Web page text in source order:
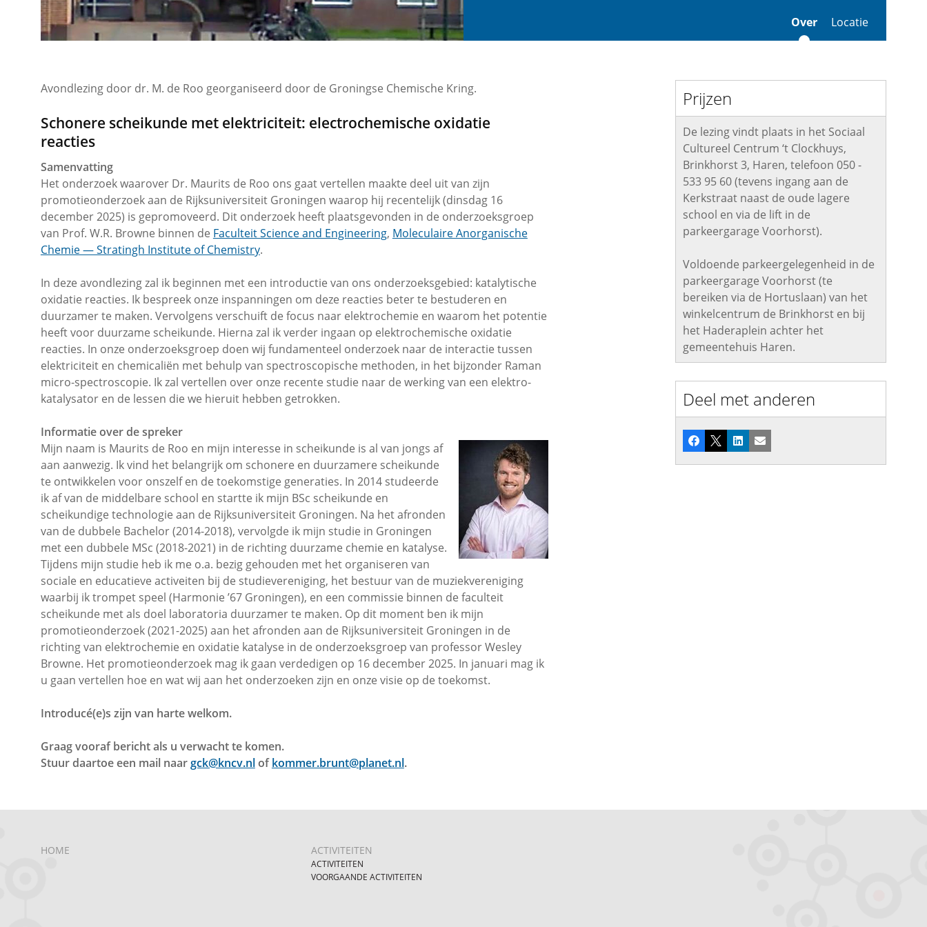
Over Locatie
Avondlezing door dr. M. de Roo georganiseerd door de Groningse Chemische Kring.
Schonere scheikunde met elektriciteit: electrochemische oxidatie
reacties
Samenvatting
Het onderzoek waarover Dr. Maurits de Roo ons gaat vertellen maakte deel uit van zijn
promotieonderzoek aan de Rijksuniversiteit Groningen waarop hij recentelijk (dinsdag 16
december 2025) is gepromoveerd. Dit onderzoek heeft plaatsgevonden in de onderzoeksgroep
van Prof. W.R. Browne binnen de Faculteit Science and Engineering, Moleculaire Anorganische
Chemie — Stratingh Institute of Chemistry.
In deze avondlezing zal ik beginnen met een introductie van ons onderzoeksgebied: katalytische
oxidatie reacties. Ik bespreek onze inspanningen om deze reacties beter te bestuderen en
duurzamer te maken. Vervolgens verschuift de focus naar elektrochemie en waarom het potentie
heeft voor duurzame scheikunde. Hierna zal ik verder ingaan op elektrochemische oxidatie
reacties. In onze onderzoeksgroep doen wij fundamenteel onderzoek naar de interactie tussen
elektriciteit en chemicaliën met behulp van spectroscopische methoden, in het bijzonder Raman
micro-spectroscopie. Ik zal vertellen over onze recente studie naar de werking van een elektro-
katalysator en de lessen die we hieruit hebben getrokken.
Informatie over de spreker
Mijn naam is Maurits de Roo en mijn interesse in scheikunde is al van jongs af
aan aanwezig. Ik vind het belangrijk om schonere en duurzamere scheikunde
te ontwikkelen voor onszelf en de toekomstige generaties. In 2014 studeerde
ik af van de middelbare school en startte ik mijn BSc scheikunde en
scheikundige technologie aan de Rijksuniversiteit Groningen. Na het afronden
van de dubbele Bachelor (2014-2018), vervolgde ik mijn studie in Groningen
met een dubbele MSc (2018-2021) in de richting duurzame chemie en katalyse.
Tijdens mijn studie heb ik me o.a. bezig gehouden met het organiseren van
sociale en educatieve activeiten bij de studievereniging, het bestuur van de muziekvereniging
waarbij ik trompet speel (Harmonie ’67 Groningen), en een commissie binnen de faculteit
scheikunde met als doel laboratoria duurzamer te maken. Op dit moment ben ik mijn
promotieonderzoek (2021-2025) aan het afronden aan de Rijksuniversiteit Groningen in de
richting van elektrochemie en oxidatie katalyse in de onderzoeksgroep van professor Wesley
Browne. Het promotieonderzoek mag ik gaan verdedigen op 16 december 2025. In januari mag ik
u gaan vertellen hoe en wat wij aan het onderzoeken zijn en onze visie op de toekomst.
Introducé(e)s zijn van harte welkom.
Graag vooraf bericht als u verwacht te komen.
Stuur daartoe een mail naargck@kncv.nlofkommer.brunt@planet.nl.
Prijzen
De lezing vindt plaats in het Sociaal
Cultureel Centrum ‘t Clockhuys,
Brinkhorst 3, Haren, telefoon 050 -
533 95 60 (tevens ingang aan de
Kerkstraat naast de oude lagere
school en via de lift in de
parkeergarage Voorhorst).
Voldoende parkeergelegenheid in de
parkeergarage Voorhorst (te
bereiken via de Hortuslaan) van het
winkelcentrum de Brinkhorst en bij
het Haderaplein achter het
gemeentehuis Haren.
Deel met anderen
Facebook
X LinkedInE-mail
HOME ACTIVITEITEN
ACTIVITEITEN
VOORGAANDE ACTIVITEITEN